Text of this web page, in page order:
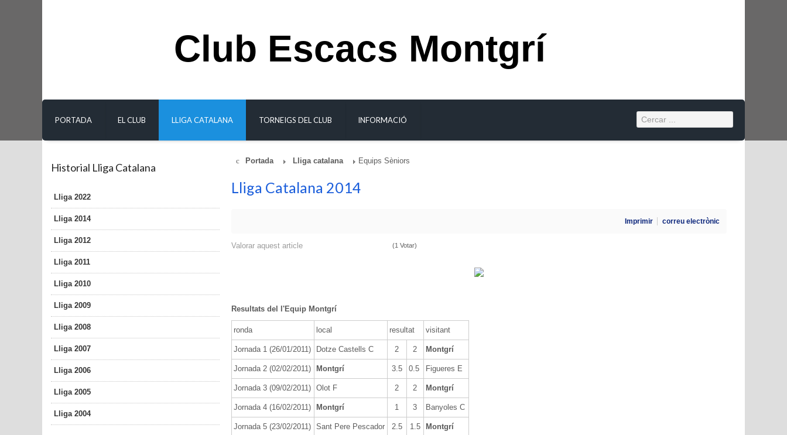
PORTADA EL CLUB LLIGA CATALANA TORNEIGS DEL CLUB INFORMACIÓ
Club Escacs Montgrí
Historial Lliga Catalana
Lliga 2022
Lliga 2014
Lliga 2012
Lliga 2011
Lliga 2010
Lliga 2009
Lliga 2008
Lliga 2007
Lliga 2006
Lliga 2005
Lliga 2004
Portada Lliga catalana Equips Sèniors
Lliga Catalana 2014
Imprimir correu electrònic
Valorar aquest article (1 Votar)
Resultats del l'Equip Montgrí
ronda local resultat visitant
Jornada 1 (26/01/2011) Dotze Castells C 2 2 Montgrí
Jornada 2 (02/02/2011) Montgrí 3.5 0.5 Figueres E
Jornada 3 (09/02/2011) Olot F 2 2 Montgrí
Jornada 4 (16/02/2011) Montgrí 1 3 Banyoles C
Jornada 5 (23/02/2011) Sant Pere Pescador 2.5 1.5 Montgrí